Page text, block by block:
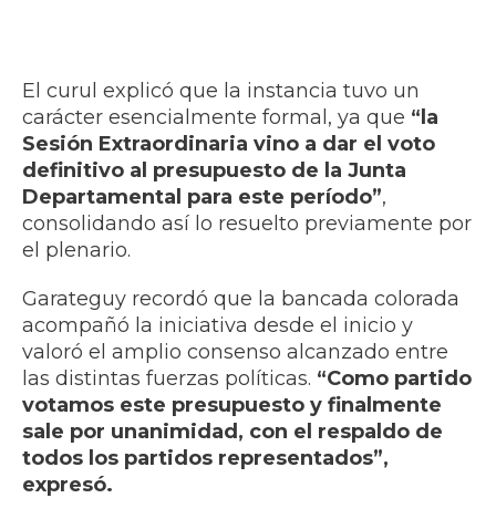
El curul explicó que la instancia tuvo un
carácter esencialmente formal, ya que “la
Sesión Extraordinaria vino a dar el voto
definitivo al presupuesto de la Junta
Departamental para este período”,
consolidando así lo resuelto previamente por
el plenario.
Garateguy recordó que la bancada colorada
acompañó la iniciativa desde el inicio y
valoró el amplio consenso alcanzado entre
las distintas fuerzas políticas. “Como partido
votamos este presupuesto y finalmente
sale por unanimidad, con el respaldo de
todos los partidos representados”,
expresó.